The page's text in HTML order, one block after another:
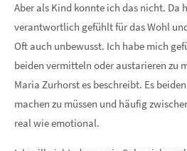
Aber als Kind konnte ich das nicht. Da
verantwortlich gefühlt für das Wohl
Oft auch unbewusst. Ich habe mich
beiden vermitteln oder austarieren zu
Maria Zurhorst es beschreibt. Es
machen zu müssen und häufig
real wie emotional.